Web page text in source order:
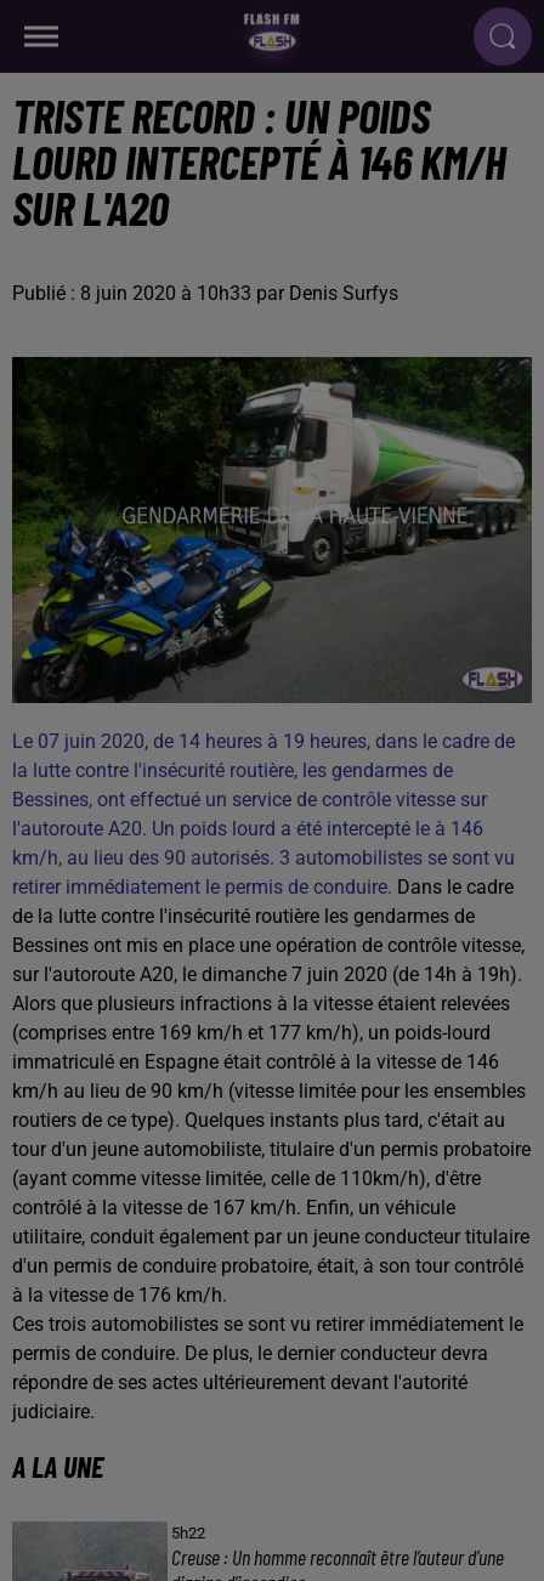
TRISTE RECORD : UN POIDS
LOURD INTERCEPTÉ À 146 KM/H
SUR L'A20
Publié : 8 juin 2020 à 10h33 par Denis Surfys
Le 07 juin 2020, de 14 heures à 19 heures, dans le cadre de
la lutte contre l'insécurité routière, les gendarmes de
Bessines, ont effectué un service de contrôle vitesse sur
l'autoroute A20. Un poids lourd a été intercepté le à 146
km/h, au lieu des 90 autorisés. 3 automobilistes se sont vu
retirer immédiatement le permis de conduire. Dans le cadre
de la lutte contre l'insécurité routière les gendarmes de
Bessines ont mis en place une opération de contrôle vitesse,
sur l'autoroute A20, le dimanche 7 juin 2020 (de 14h à 19h).
Alors que plusieurs infractions à la vitesse étaient relevées
(comprises entre 169 km/h et 177 km/h), un poids-lourd
immatriculé en Espagne était contrôlé à la vitesse de 146
km/h au lieu de 90 km/h (vitesse limitée pour les ensembles
routiers de ce type). Quelques instants plus tard, c'était au
tour d'un jeune automobiliste, titulaire d'un permis probatoire
(ayant comme vitesse limitée, celle de 110km/h), d'être
contrôlé à la vitesse de 167 km/h. Enfin, un véhicule
utilitaire, conduit également par un jeune conducteur titulaire
d'un permis de conduire probatoire, était, à son tour contrôlé
à la vitesse de 176 km/h.
Ces trois automobilistes se sont vu retirer immédiatement le
permis de conduire. De plus, le dernier conducteur devra
répondre de ses actes ultérieurement devant l'autorité
judiciaire.
A LA UNE
5h22
Creuse : Un homme reconnaît être l’auteur d’une